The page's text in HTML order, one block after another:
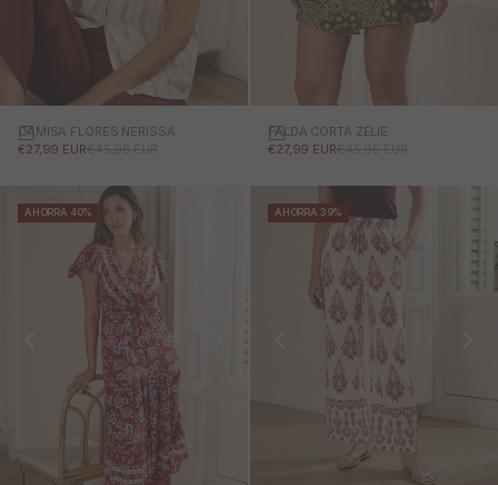
CAMISA FLORES NERISSA
PRECIO DE OFERTA
€27,99 EURPRECIO NORMAL
€45,95 EUR
FALDA CORTA ZÉLIE
PRECIO DE OFERTA
€27,99 EURPRECIO NORMAL
€45,95 EUR
AHORRA 40% AHORRA 39%